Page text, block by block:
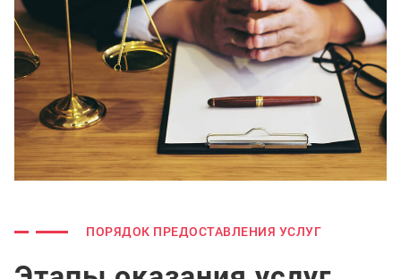
ПОРЯДОК ПРЕДОСТАВЛЕНИЯ УСЛУГ